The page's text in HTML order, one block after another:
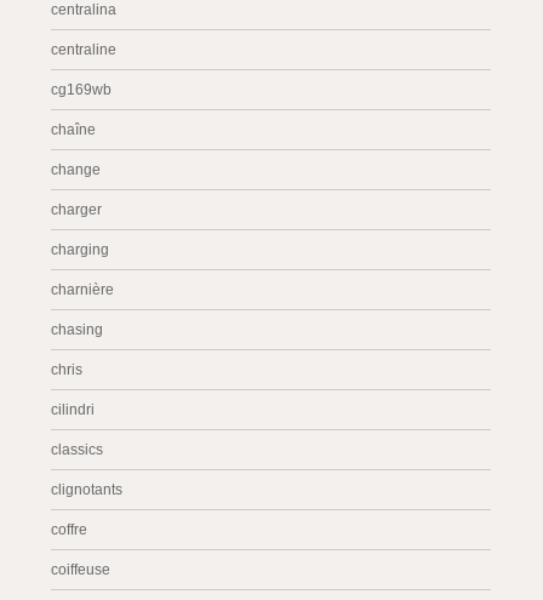
centralina
centraline
cg169wb
chaîne
change
charger
charging
charnière
chasing
chris
cilindri
classics
clignotants
coffre
coiffeuse